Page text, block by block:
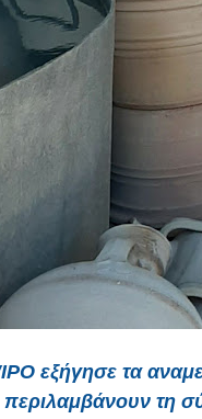
εξήγησε τα
περιλαμβάνουν τη